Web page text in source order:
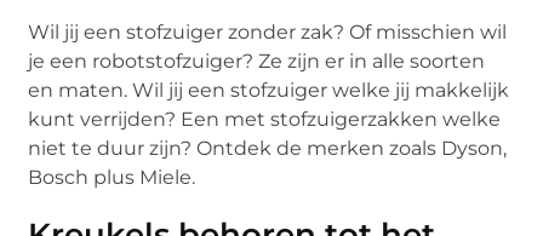
Wil jij een stofzuiger zonder zak? Of misschien wil
je een robotstofzuiger? Ze zijn er in alle soorten
en maten. Wil jij een stofzuiger welke jij makkelijk
kunt verrijden? Een met stofzuigerzakken welke
niet te duur zijn? Ontdek de merken zoals Dyson,
Bosch plus Miele.